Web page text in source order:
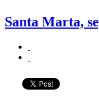
Santa Marta,